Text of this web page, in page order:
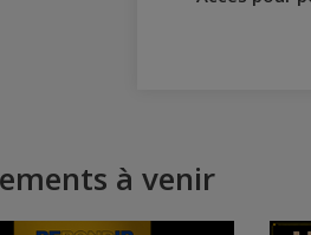
à venir